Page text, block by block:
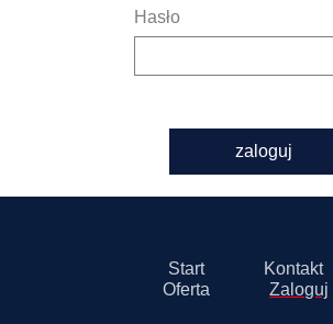
Hasło
zaloguj
Start
Kontakt
Oferta
Zaloguj